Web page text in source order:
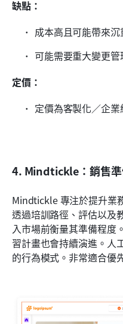
缺點：
成本高且可能帶來沉
可能需要重大變更
定價：
定價為客製化／企
4. Mindtickle：銷售準
Mindtickle 專注於提升業
透過培訓路徑、評估以及
入市場前衡量其準備程度
習計畫也會持續演進。人
的行為模式。非常適合優